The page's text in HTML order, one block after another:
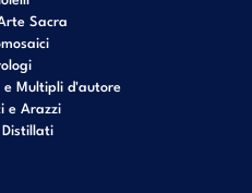
Sacra
e Multipli d'autore
e Arazzi